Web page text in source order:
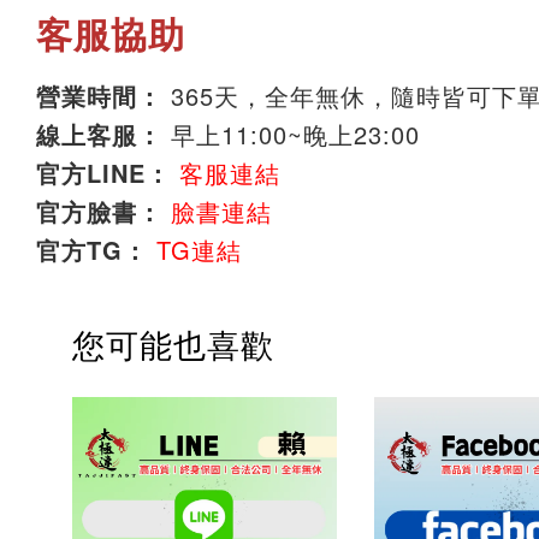
客服協助
營業時間： 365天，全年無休，隨時皆可下
線上客服： 早上11:00~晚上23:00
官方LINE： 客服連結
官方臉書： 臉書連結
官方TG： TG連結
您可能也喜歡